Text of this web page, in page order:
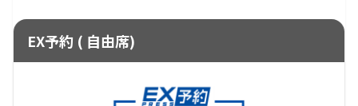
EX予約 ( 自由席)